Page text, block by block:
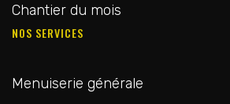
Chantier du mois
NOS SERVICES
Menuiserie générale